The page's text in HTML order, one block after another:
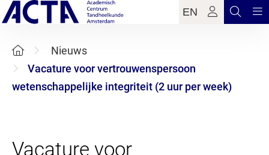
EN
Nieuws
Vacature voor vertrouwenspersoon
wetenschappelijke integriteit (2 uur per week)
Vacature voor